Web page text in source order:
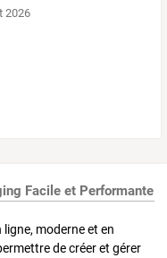
2026
Facile et Performante
moderne et en
de créer et gérer